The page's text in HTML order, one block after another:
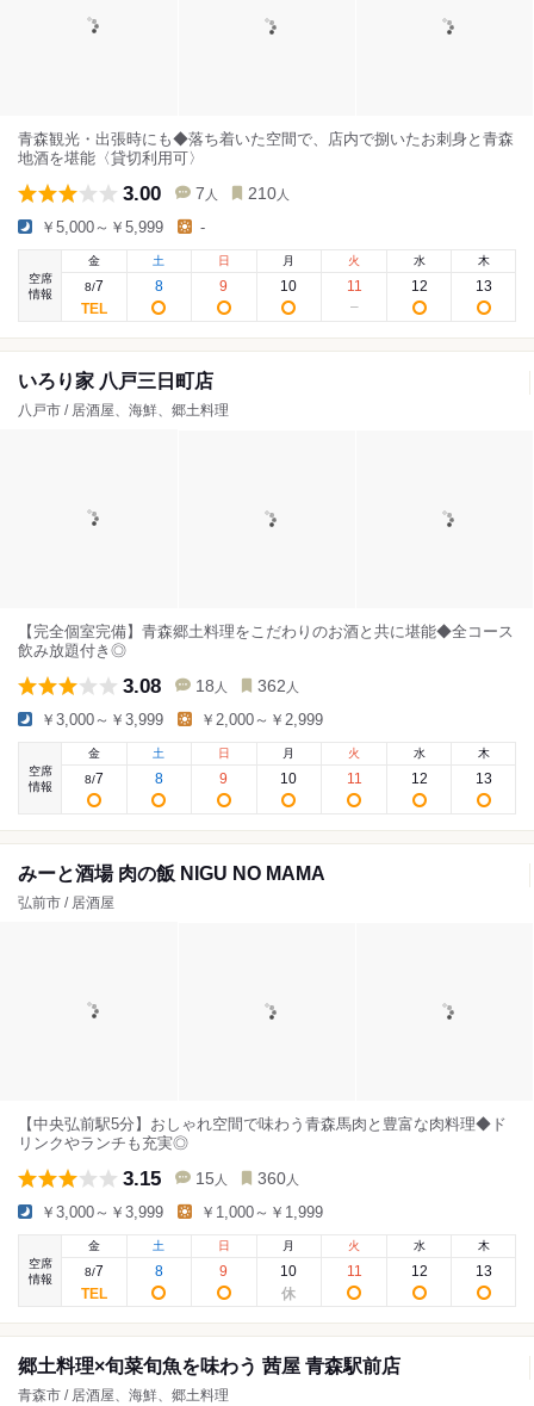
青森観光・出張時にも◆落ち着いた空間で、店内で捌いたお刺身と青森
地酒を堪能〈貸切利用可〉
3.00 7 人 210 人
￥5,000～￥5,999 -
空席
情報
金
8/7
土
8
日
9
月
10
火
11
水
12
木
13
いろり家 八戸三日町店
八戸市 / 居酒屋、海鮮、郷土料理
【完全個室完備】青森郷土料理をこだわりのお酒と共に堪能◆全コース
飲み放題付き◎
3.08 18 人 362 人
￥3,000～￥3,999 ￥2,000～￥2,999
空席
情報
金
8/7
土
8
日
9
月
10
火
11
水
12
木
13
みーと酒場 肉の飯 NIGU NO MAMA
弘前市 / 居酒屋
【中央弘前駅5分】おしゃれ空間で味わう青森馬肉と豊富な肉料理◆ド
リンクやランチも充実◎
3.15 15 人 360 人
￥3,000～￥3,999 ￥1,000～￥1,999
空席
情報
金
8/7
土
8
日
9
月
10
火
11
水
12
木
13
郷土料理×旬菜旬魚を味わう 茜屋 青森駅前店
青森市 / 居酒屋、海鮮、郷土料理